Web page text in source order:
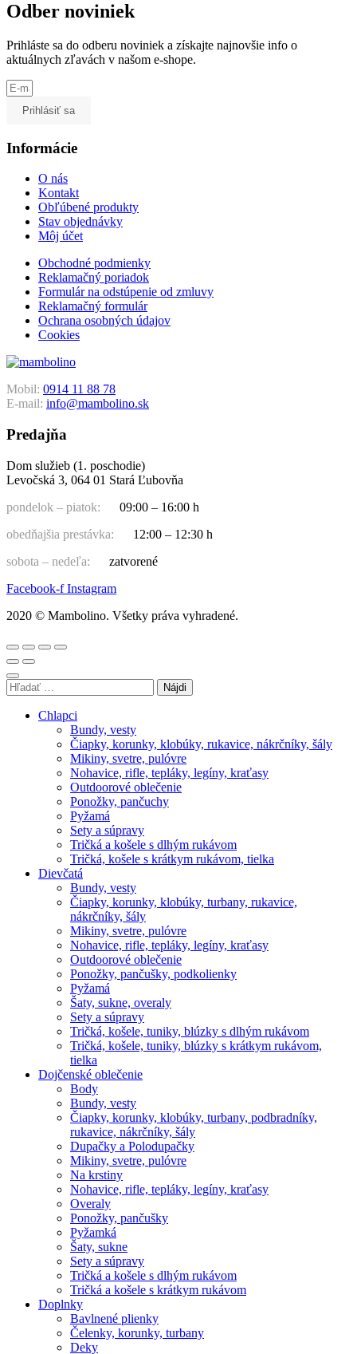
Odber noviniek
Prihláste sa do odberu noviniek a získajte najnovšie info o
aktuálnych zľavách v našom e-shope.
Prihlásiť sa
Informácie
O nás
Kontakt
Obľúbené produkty
Stav objednávky
Môj účet
Obchodné podmienky
Reklamačný poriadok
Formulár na odstúpenie od zmluvy
Reklamačný formulár
Ochrana osobných údajov
Cookies
Mobil: 0914 11 88 78
E-mail: info@mambolino.sk
Predajňa
Dom služieb (1. poschodie)
Levočská 3, 064 01 Stará Ľubovňa
pondelok – piatok:
09:00 – 16:00 h
obedňajšia prestávka:
12:00 – 12:30 h
sobota – nedeľa:
zatvorené
Facebook-f Instagram
2020 © Mambolino. Všetky práva vyhradené.
Hľadať:
Chlapci
Bundy, vesty
Čiapky, korunky, klobúky, rukavice, nákrčníky, šály
Mikiny, svetre, pulóvre
Nohavice, rifle, tepláky, legíny, kraťasy
Outdoorové oblečenie
Ponožky, pančuchy
Pyžamá
Sety a súpravy
Tričká a košele s dlhým rukávom
Tričká, košele s krátkym rukávom, tielka
Dievčatá
Bundy, vesty
Čiapky, korunky, klobúky, turbany, rukavice,
nákrčníky, šály
Mikiny, svetre, pulóvre
Nohavice, rifle, tepláky, legíny, kraťasy
Outdoorové oblečenie
Ponožky, pančušky, podkolienky
Pyžamá
Šaty, sukne, overaly
Sety a súpravy
Tričká, košele, tuniky, blúzky s dlhým rukávom
Tričká, košele, tuniky, blúzky s krátkym rukávom,
tielka
Dojčenské oblečenie
Body
Bundy, vesty
Čiapky, korunky, klobúky, turbany, podbradníky,
rukavice, nákrčníky, šály
Dupačky a Polodupačky
Mikiny, svetre, pulóvre
Na krstiny
Nohavice, rifle, tepláky, legíny, kraťasy
Overaly
Ponožky, pančušky
Pyžamká
Šaty, sukne
Sety a súpravy
Tričká a košele s dlhým rukávom
Tričká a košele s krátkym rukávom
Doplnky
Bavlnené plienky
Čelenky, korunky, turbany
Deky